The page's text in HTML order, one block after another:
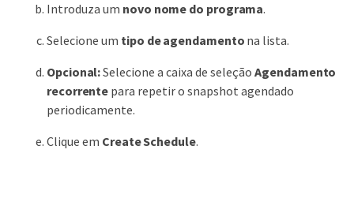
Introduza um novo nome do programa.
Selecione um tipo de agendamento na lista.
Opcional:Selecione a caixa de seleçãoAgendamento
recorrente para repetir o snapshot agendado
periodicamente.
Clique em Create Schedule.